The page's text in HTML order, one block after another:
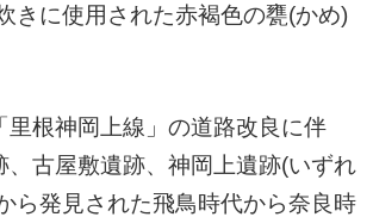
きに使用された赤褐色の甕(かめ)
里根神岡上線」の道路改良に伴
、古屋敷遺跡、神岡上遺跡(いずれ
ら発見された飛鳥時代から奈良時